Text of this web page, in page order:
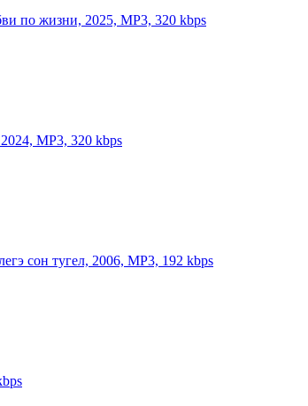
по жизни, 2025, MP3, 320 kbps
MP3, 320 kbps
сон тугел, 2006, MP3, 192 kbps